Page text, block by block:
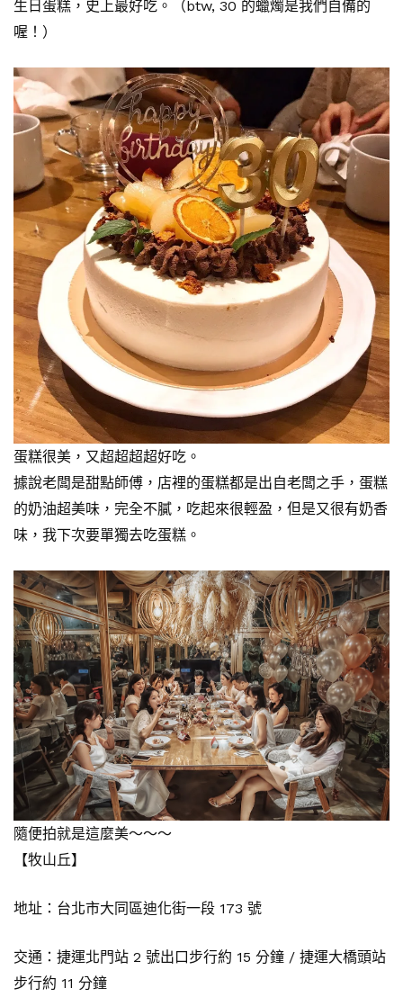
生日蛋糕，史上最好吃。（btw, 30 的蠟燭是我們自備的
喔！）
蛋糕很美，又超超超超好吃。
據說老闆是甜點師傅，店裡的蛋糕都是出自老闆之手，蛋糕
的奶油超美味，完全不膩，吃起來很輕盈，但是又很有奶香
味，我下次要單獨去吃蛋糕。
隨便拍就是這麼美～～～
【牧山丘】
地址：台北市大同區迪化街一段 173 號
交通：捷運北門站 2 號出口步行約 15 分鐘 / 捷運大橋頭站
步行約 11 分鐘